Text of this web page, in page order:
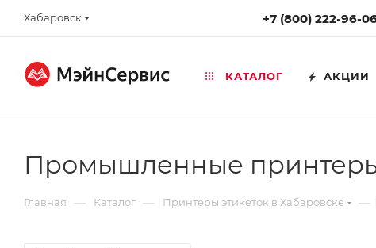
Хабаровск +7 (800) 222-96-
КАТАЛОГ АКЦИИ
Промышленные принтеры
Главная — Каталог — Принтеры этикеток в Хабаровске —